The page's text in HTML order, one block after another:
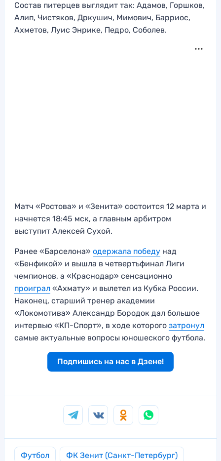
Состав питерцев выглядит так: Адамов, Горшков,
Алип, Чистяков, Дркушич, Мимович, Барриос,
Ахметов, Луис Энрике, Педро, Соболев.
Матч «Ростова» и «Зенита» состоится 12 марта и
начнется 18:45 мск, а главным арбитром
выступит Алексей Сухой.
Ранее «Барселона» одержала победу над
«Бенфикой» и вышла в четвертьфинал Лиги
чемпионов, а «Краснодар» сенсационно
проиграл «Ахмату» и вылетел из Кубка России.
Наконец, старший тренер академии
«Локомотива» Александр Бородок дал большое
интервью «КП-Спорт», в ходе которого затронул
самые актуальные вопросы юношеского футбола.
Подпишись на нас в Дзене!
Футбол ФК Зенит (Санкт-Петербург)